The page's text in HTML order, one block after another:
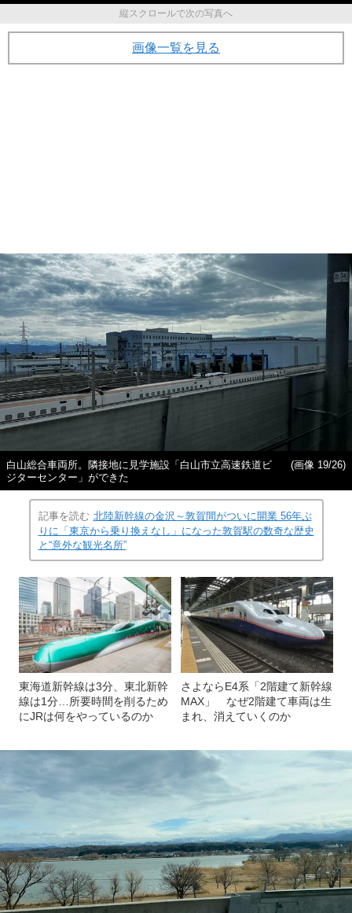
縦スクロールで次の写真へ
画像一覧を見る
白山総合車両所。隣接地に見学施設「白山市立高速鉄道ビ
ジターセンター」ができた
(画像 19/26)
記事を読む 北陸新幹線の金沢～敦賀間がついに開業 56年ぶ
りに「東京から乗り換えなし」になった敦賀駅の数奇な歴史
と“意外な観光名所”
東海道新幹線は3分、東北新幹
線は1分…所要時間を削るため
にJRは何をやっているのか
さよならE4系「2階建て新幹線
MAX」 なぜ2階建て車両は生
まれ、消えていくのか